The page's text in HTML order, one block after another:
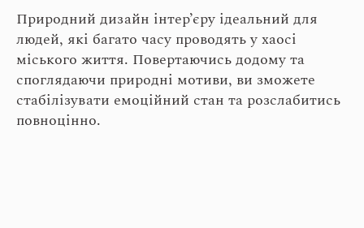
Природний дизайн інтер’єру ідеальний для
людей, які багато часу проводять у хаосі
міського життя. Повертаючись додому та
споглядаючи природні мотиви, ви зможете
стабілізувати емоційний стан та розслабитись
повноцінно.